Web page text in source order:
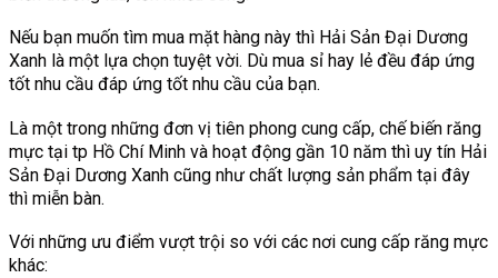
Nếu bạn muốn tìm mua mặt hàng này thì Hải Sản Đại Dương
Xanh là một lựa chọn tuyệt vời. Dù mua sỉ hay lẻ đều đáp ứng
tốt nhu cầu đáp ứng tốt nhu cầu của bạn.
Là một trong những đơn vị tiên phong cung cấp, chế biến răng
mực tại tp Hồ Chí Minh và hoạt động gần 10 năm thì uy tín Hải
Sản Đại Dương Xanh cũng như chất lượng sản phẩm tại đây
thì miễn bàn.
Với những ưu điểm vượt trội so với các nơi cung cấp răng mực
khác: